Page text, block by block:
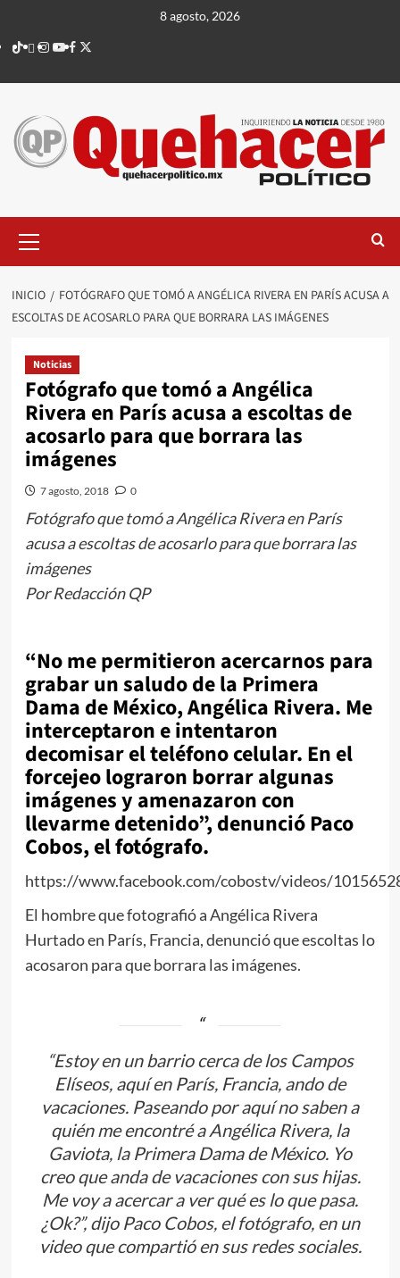
contenido
8 agosto, 2026
TikTok
threads
Instagram
Youtube
Facebook
X
principal
INICIO
FOTÓGRAFO QUE TOMÓ A ANGÉLICA RIVERA EN PARÍS ACUSA A
ESCOLTAS DE ACOSARLO PARA QUE BORRARA LAS IMÁGENES
Noticias
Fotógrafo que tomó a Angélica
Rivera en París acusa a escoltas de
acosarlo para que borrara las
imágenes
7 agosto, 2018 0
Fotógrafo que tomó a Angélica Rivera en París
acusa a escoltas de acosarlo para que borrara las
imágenes
Por Redacción QP
“No me permitieron acercarnos para
grabar un saludo de la Primera
Dama de México, Angélica Rivera. Me
interceptaron e intentaron
decomisar el teléfono celular. En el
forcejeo lograron borrar algunas
imágenes y amenazaron con
llevarme detenido”, denunció Paco
Cobos, el fotógrafo.
https://www.facebook.com/cobostv/videos/
El hombre que fotografió a Angélica Rivera
Hurtado en París, Francia, denunció que escoltas lo
acosaron para que borrara las imágenes.
“Estoy en un barrio cerca de los Campos
Elíseos, aquí en París, Francia, ando de
vacaciones. Paseando por aquí no saben a
quién me encontré a Angélica Rivera, la
Gaviota, la Primera Dama de México. Yo
creo que anda de vacaciones con sus hijas.
Me voy a acercar a ver qué es lo que pasa.
¿Ok?”, dijo Paco Cobos, el fotógrafo, en un
video que compartió en sus redes sociales.